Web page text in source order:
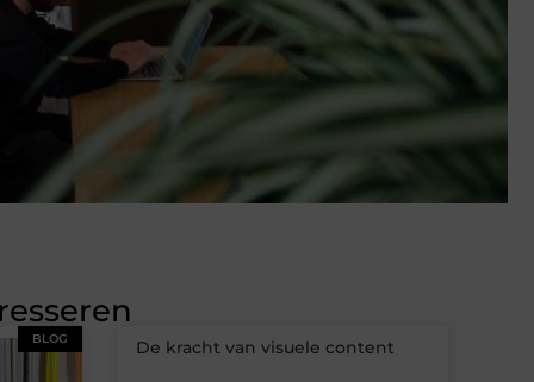
BLOG De kracht van visuele content